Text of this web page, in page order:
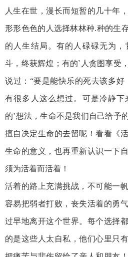
人生在世，漫长而短暂的几十年
形形色色的人选择林林种.种的生
的人生结局。有的人碌碌无为
斗，终获辉煌；有的`人贪图享受
说过：“要是能快乐的死去该多好
有很多人这么想过。可是冷静
的’想法，生命不是我们自己给予
擅自决定生命的去留呢！看看《
生命的意义，也再重新认识一下
须为活着而活着！
活着的路上充满挑战，不可能一
容易把弱者打败，丧失活着的勇
过早地离开这个世界。每个选择
的是这些人太自私，他们心里只